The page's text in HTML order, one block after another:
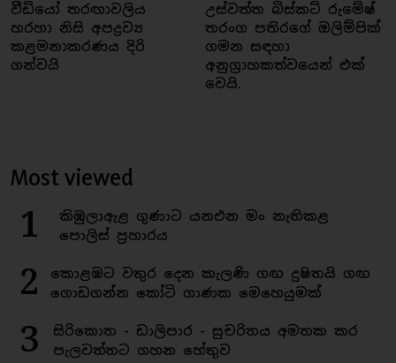
වීඩියෝ තරඟාවලිය
හරහා නිසි අපද්‍රව්‍ය
කළමනාකරණය දිරි
ගන්වයි
උස්වත්ත බිස්කට් රුමේෂ්
තරංග පතිරගේ ඔලිම්පික්
ගමන සඳහා
අනුග්‍රාහකත්වයෙන් එක්
වෙයි.
Most viewed
1
කිඹුලාඇළ ගුණාට යනඑන මං නැතිකළ
පොලිස් ප්‍රහාරය
2
කොළඹට වතුර දෙන කැලණි ගඟ දුෂිතයි ගඟ
ගොඩගන්න කෝටි ගාණක මෙහෙයුමක්
3
සිරිකොත - ඩාලිපාර - සුචරිතය අමතක කර
පැලවත්තට ගහන හේතුව